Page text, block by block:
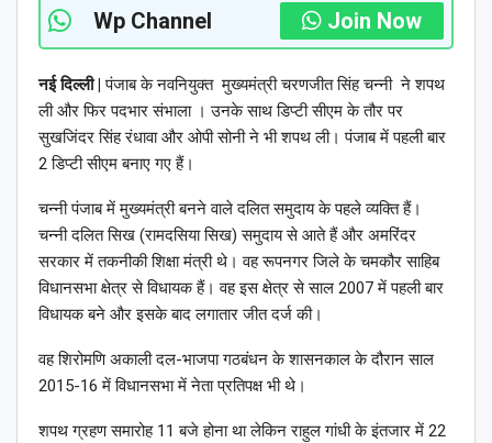
Wp Channel Join Now
नई दिल्ली |पंजाब के नवनियुक्त मुख्यमंत्री चरणजीत सिंह चन्नी ने शपथ
ली और फिर पदभार संभाला । उनके साथ डिप्टी सीएम के तौर पर
सुखजिंदर सिंह रंधावा और ओपी सोनी ने भी शपथ ली। पंजाब में पहली बार
2 डिप्टी सीएम बनाए गए हैं।
चन्नी पंजाब में मुख्यमंत्री बनने वाले दलित समुदाय के पहले व्यक्ति हैं।
चन्नी दलित सिख (रामदसिया सिख) समुदाय से आते हैं और अमरिंदर
सरकार में तकनीकी शिक्षा मंत्री थे। वह रूपनगर जिले के चमकौर साहिब
विधानसभा क्षेत्र से विधायक हैं। वह इस क्षेत्र से साल 2007 में पहली बार
विधायक बने और इसके बाद लगातार जीत दर्ज की।
वह शिरोमणि अकाली दल-भाजपा गठबंधन के शासनकाल के दौरान साल
2015-16 में विधानसभा में नेता प्रतिपक्ष भी थे।
शपथ ग्रहण समारोह 11 बजे होना था लेकिन राहुल गांधी के इंतजार में 22